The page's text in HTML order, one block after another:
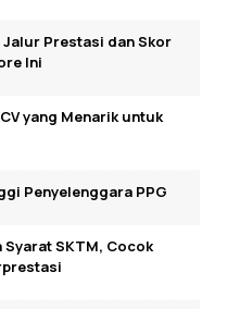
Prestasi dan Skor
Ini
yang Menarik untuk
Penyelenggara PPG
Syarat SKTM, Cocok